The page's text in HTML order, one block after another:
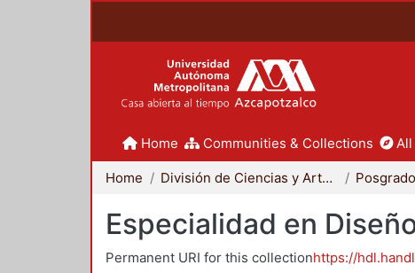
Home Communities & Collections
Home División de Ciencias y Artes para el Diseño
Especialidad en
Permanent URI for this collectionhttps://